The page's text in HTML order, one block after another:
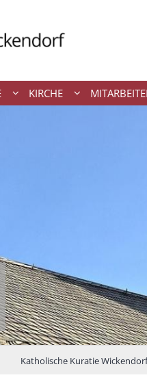
KIRCHE
Katholische Kuratie Wickendorf